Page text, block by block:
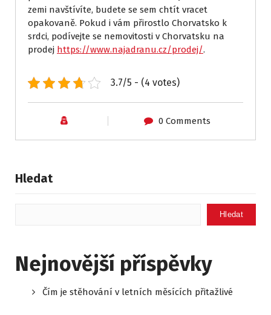
zemi navštívíte, budete se sem chtít vracet
opakovaně. Pokud i vám přirostlo Chorvatsko k
srdci, podívejte se nemovitosti v Chorvatsku na
prodej https://www.najadranu.cz/prodej/.
3.7/5 - (4 votes)
0 Comments
Hledat
Hledat
Nejnovější příspěvky
Čím je stěhování v letních měsících přitažlivé